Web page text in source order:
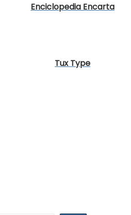
Enciclopedia Encarta
Tux Type